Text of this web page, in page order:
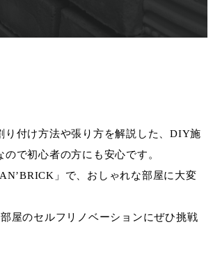
り付け方法や張り方を解説した、DIY施
で初心者の方にも安心です。
」で、おしゃれな部屋に大変
屋のセルフリノベーションにぜひ挑戦